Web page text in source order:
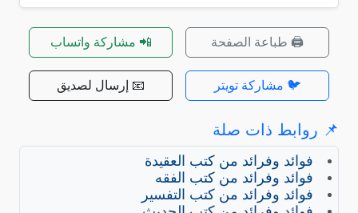
🖨️ طباعة الصفحة 📲 مشاركة واتساب
🐦 مشاركة تويتر 📧 إرسال لصديق
📌 روابط ذات صلة
فوائد وفرائد من كتب العقيدة
فوائد وفرائد من كتب الفقه
فوائد وفرائد من كتب التفسير